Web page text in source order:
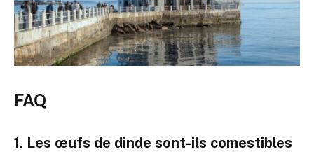
FAQ
1. Les œufs de dinde sont-ils comestibles